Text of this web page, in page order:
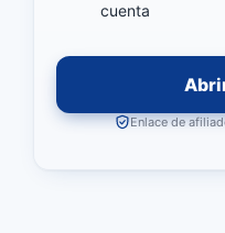
cuenta
Enlace de